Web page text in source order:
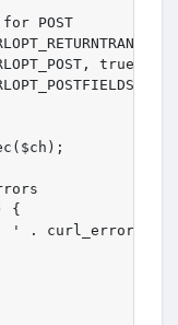
POST
true);
{
' .